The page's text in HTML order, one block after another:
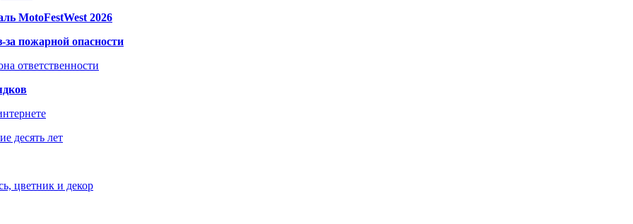
MotoFestWest 2026
за пожарной опасности
ответственности
десять лет
цветник и декор